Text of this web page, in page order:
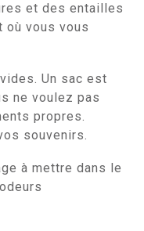
et des entailles
où vous vous
Un sac est
ne voulez pas
propres.
souvenirs.
à mettre dans le